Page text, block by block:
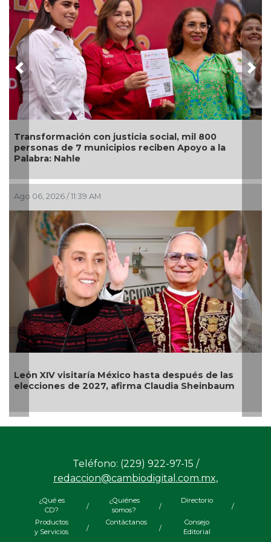
justicia social, mil 800
reciben Apoyo a la
México hasta después de las
afirma Claudia Sheinbaum
📰 Síntesis
Alerta en EU por
jalapeños
Previous
Teléfono: (229) 922-97-15 /
redaccion@cambiodigital.com.mx,
¿Qué es
CD?
/
¿Quiénes
somos?
/
Directorio
/
Productos
y Servicios
/
Contáctanos
/
Consejo
Editorial